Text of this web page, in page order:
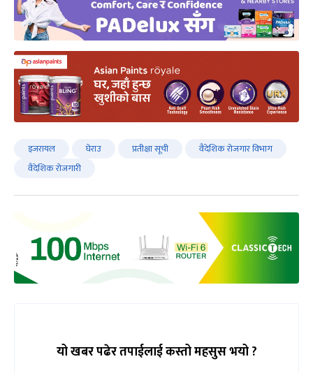
इजरायल घेराउ प्रतीक्षा सूची
वैदेशिक रोजगार विभाग
वैदेशिक रोजगारी
यो खबर पढेर तपाईलाई कस्तो महसुस भयो ?